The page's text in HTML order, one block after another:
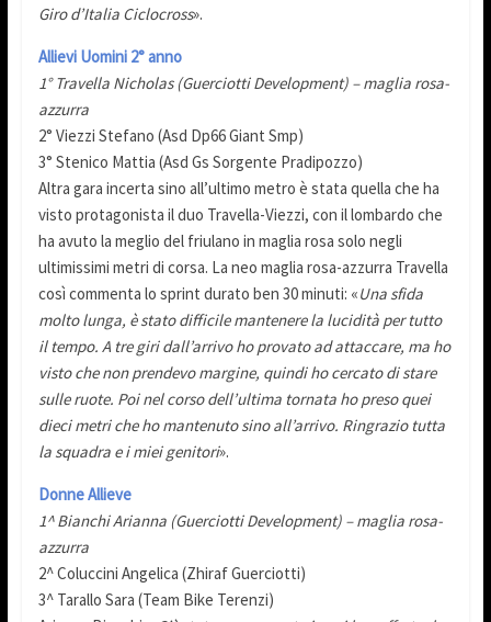
Giro d’Italia Ciclocross».
Allievi Uomini 2° anno
1° Travella Nicholas (Guerciotti Development) – maglia rosa-
azzurra
2° Viezzi Stefano (Asd Dp66 Giant Smp)
3° Stenico Mattia (Asd Gs Sorgente Pradipozzo)
Altra gara incerta sino all’ultimo metro è stata quella che ha
visto protagonista il duo Travella-Viezzi, con il lombardo che
ha avuto la meglio del friulano in maglia rosa solo negli
ultimissimi metri di corsa. La neo maglia rosa-azzurra Travella
così commenta lo sprint durato ben 30 minuti: «Una sfida
molto lunga, è stato difficile mantenere la lucidità per tutto
il tempo. A tre giri dall’arrivo ho provato ad attaccare, ma ho
visto che non prendevo margine, quindi ho cercato di stare
sulle ruote. Poi nel corso dell’ultima tornata ho preso quei
dieci metri che ho mantenuto sino all’arrivo. Ringrazio tutta
la squadra e i miei genitori».
Donne Allieve
1^ Bianchi Arianna (Guerciotti Development) – maglia rosa-
azzurra
2^ Coluccini Angelica (Zhiraf Guerciotti)
3^ Tarallo Sara (Team Bike Terenzi)